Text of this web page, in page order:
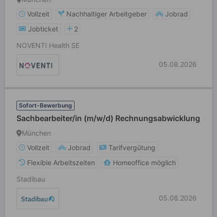
Vollzeit
Nachhaltiger Arbeitgeber
Jobrad
Jobticket
2
NOVENTI Health SE
05.08.2026
Sofort-Bewerbung
Sachbearbeiter/in (m/w/d) Rechnungsabwicklung
München
Vollzeit
Jobrad
Tarifvergütung
Flexible Arbeitszeiten
Homeoffice möglich
Stadibau
05.08.2026